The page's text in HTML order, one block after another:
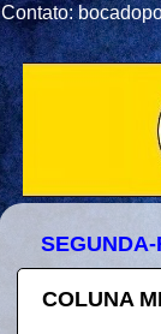
Contato:
COLUNA